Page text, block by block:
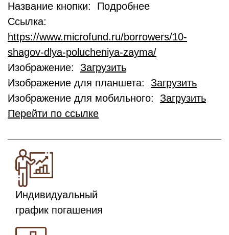
Название кнопки: Подробнее
Ссылка:
https://www.microfund.ru/borrowers/10-
shagov-dlya-polucheniya-zayma/
Изображение: Загрузить
Изображение для планшета: Загрузить
Изображение для мобильного: Загрузить
Перейти по ссылке
Индивидуальный
график погашения